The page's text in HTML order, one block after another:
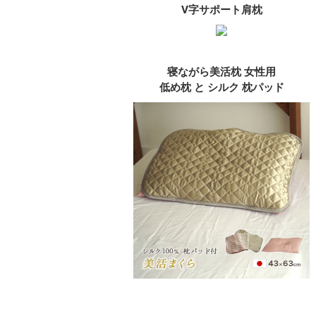
V字サポート肩枕
寝ながら美活枕 女性用
低め枕 と シルク 枕パッド